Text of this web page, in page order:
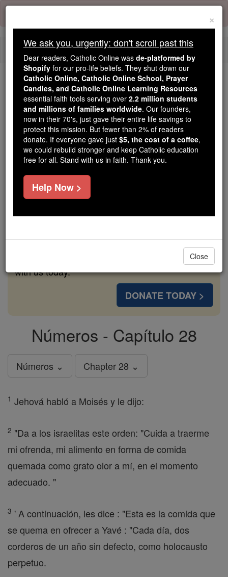
Skip
content
Because of You, 2.2 Million
Students Are Being Formed in the
Faith
Because of generous supporters like you,
Catholic Online School has already delivered
free, faithful Catholic education to over 2.2
million students across 193 countries. In an age
of noise and algorithms, you are helping form
souls with truth, prayer, Scripture, and Christ.
If everyone who reads this gave just $5 — the
families and keep this life-changing formation
free for all. Be Courageous. Be Catholic. Stand
with us today.
DONATE TODAY >
Números - Capítulo 28
Números ⌄ Chapter 28 ⌄
1 Jehová habló a Moisés y le dijo:
2 "Da a los israelitas este orden: "Cuida a traerme
mi ofrenda, mi alimento en forma de comida
quemada como grato olor a mí, en el momento
adecuado. "
3 ' A continuación, les dice : "Esta es la comida que
se quema en ofrecer a Yavé : "Cada día, dos
corderos de un año sin defecto, como holocausto
perpetuo.
×
We ask you, urgently: don't scroll past this
Dear readers, Catholic Online was de-platformed by
Shopify for our pro-life beliefs. They shut down our
Catholic Online, Catholic Online School, Prayer
Candles, and Catholic Online Learning Resources
essential faith tools serving over 2.2 million students
and millions of families worldwide. Our founders,
now in their 70's, just gave their entire life savings to
protect this mission. But fewer than 2% of readers
donate. If everyone gave just $5, the cost of a coffee,
we could rebuild stronger and keep Catholic education
free for all. Stand with us in faith. Thank you.
Help Now >
Close